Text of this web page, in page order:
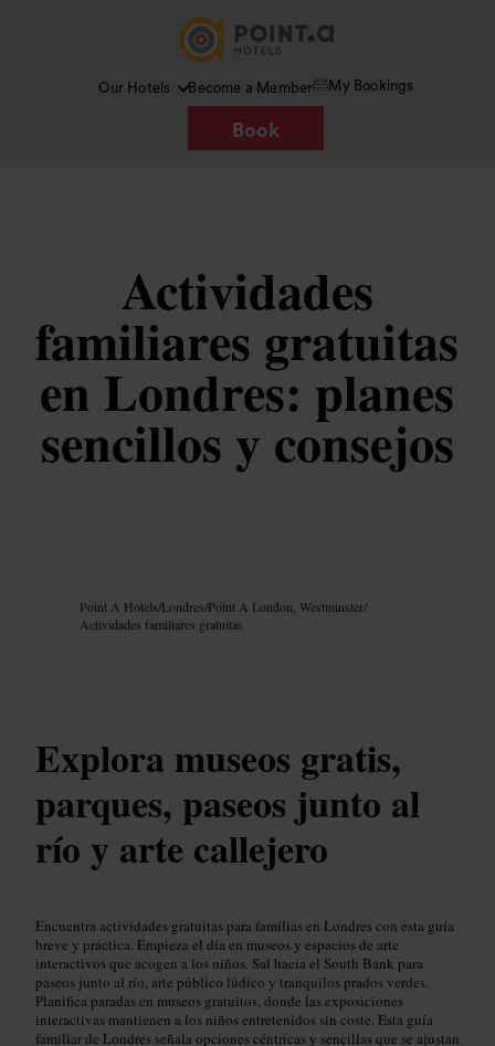
Our Hotels Become a Member My Bookings
Book
Actividades
familiares gratuitas
en Londres: planes
sencillos y consejos
Point A Hotels/Londres/Point A London, Westminster/
Actividades familiares gratuitas
Explora museos gratis,
parques, paseos junto al
río y arte callejero
Encuentra actividades gratuitas para familias en Londres con esta guía
breve y práctica. Empieza el día en museos y espacios de arte
interactivos que acogen a los niños. Sal hacia el South Bank para
paseos junto al río, arte público lúdico y tranquilos prados verdes.
Planifica paradas en museos gratuitos, donde las exposiciones
interactivas mantienen a los niños entretenidos sin coste. Esta guía
familiar de Londres señala opciones céntricas y sencillas que se ajustan